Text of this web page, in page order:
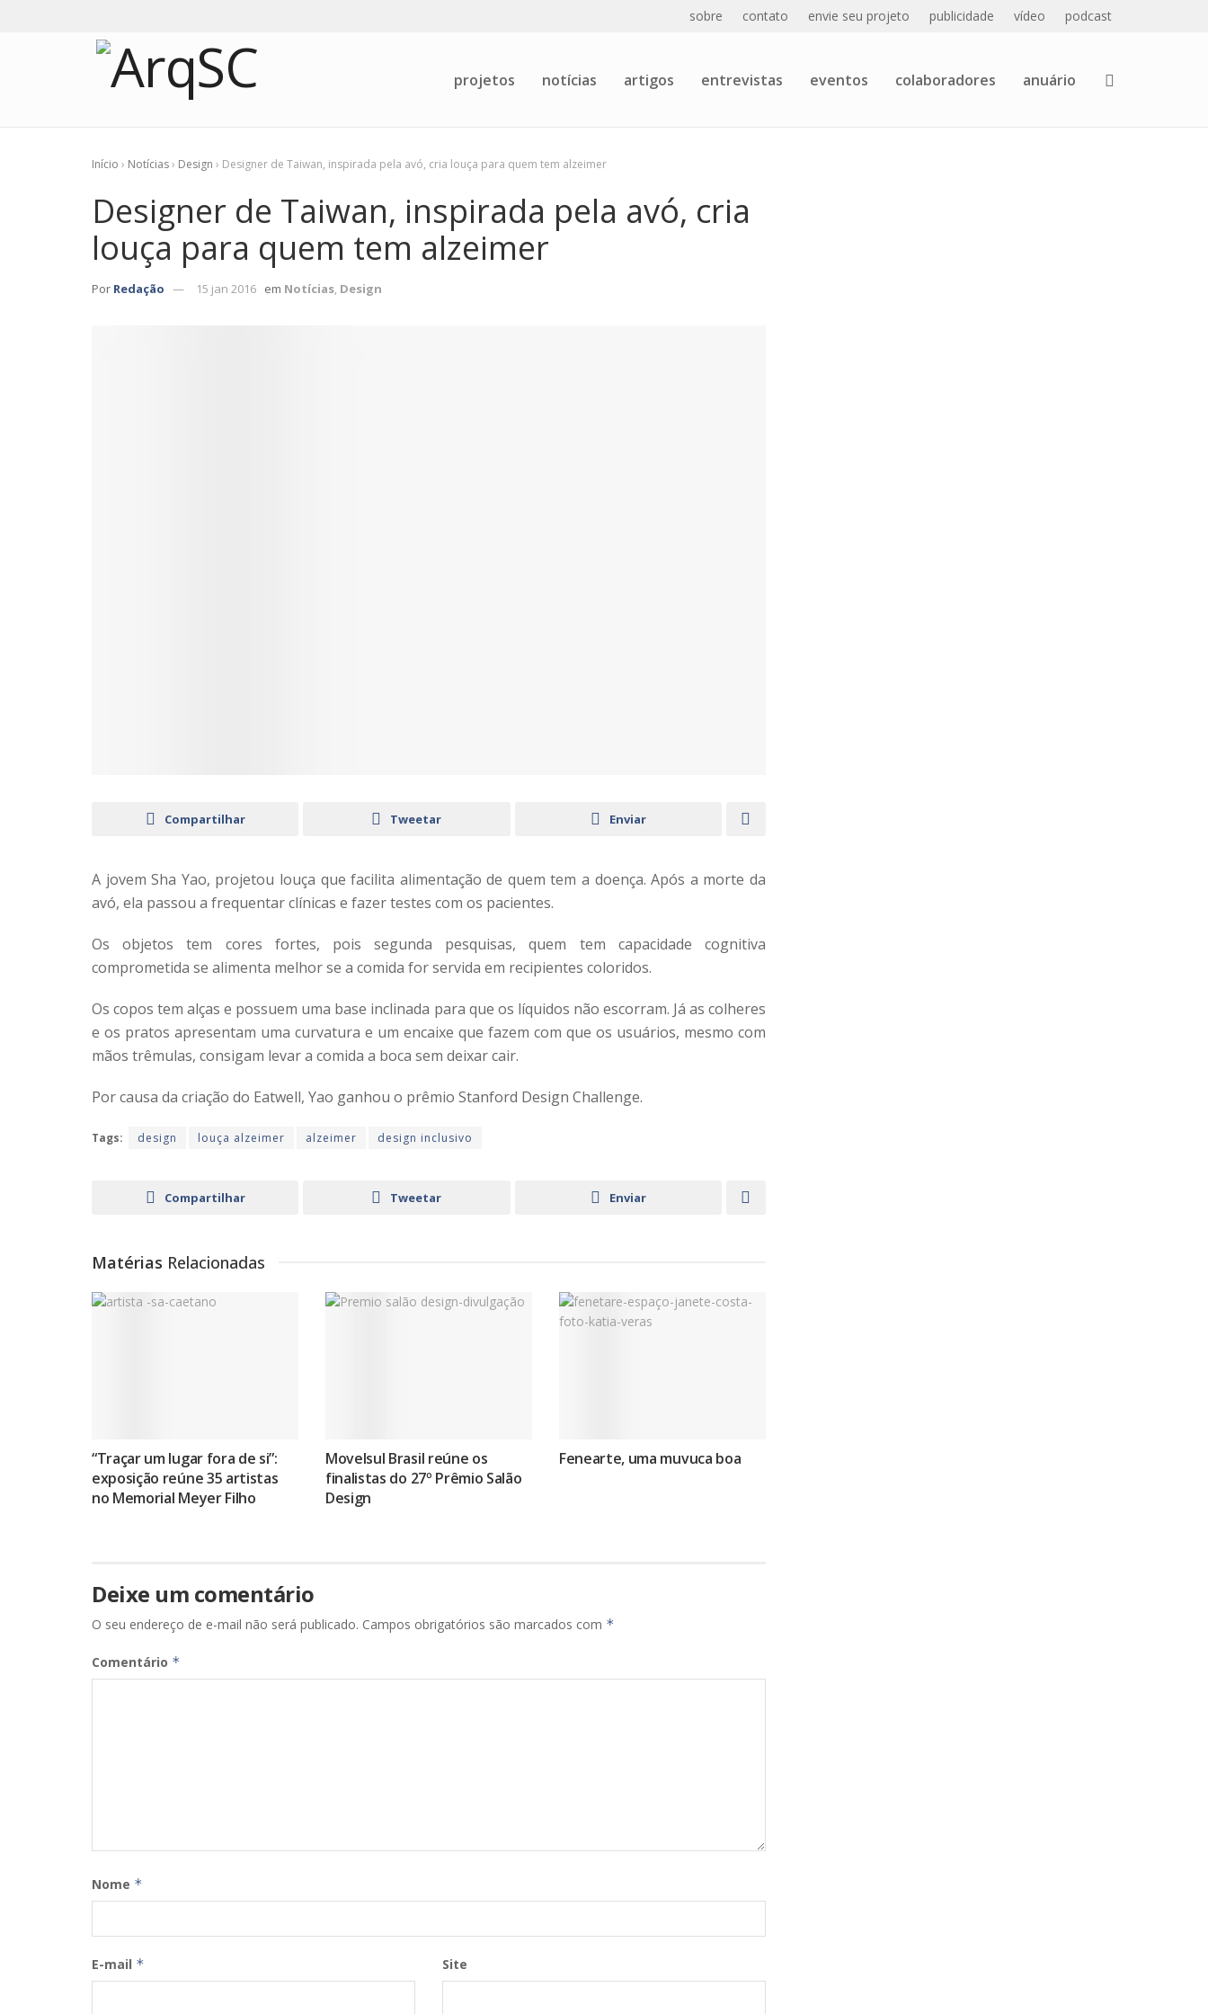
sobre contato envie seu projeto publicidade vídeo podcast
projetos notícias artigos entrevistas eventos colaboradores anuário
Início › Notícias› Design › Designer de Taiwan, inspirada pela avó, cria louça para quem tem alzeimer
Designer de Taiwan, inspirada pela avó, cria
louça para quem tem alzeimer
Por Redação 15 jan 2016 em Notícias, Design
Compartilhar Tweetar Enviar
A jovem Sha Yao, projetou louça que facilita alimentação de quem tem a doença. Após a morte da
avó, ela passou a frequentar clínicas e fazer testes com os pacientes.
Os objetos tem cores fortes, pois segunda pesquisas, quem tem capacidade cognitiva
comprometida se alimenta melhor se a comida for servida em recipientes coloridos.
Os copos tem alças e possuem uma base inclinada para que os líquidos não escorram. Já as colheres
e os pratos apresentam uma curvatura e um encaixe que fazem com que os usuários, mesmo com
mãos trêmulas, consigam levar a comida a boca sem deixar cair.
Por causa da criação do Eatwell, Yao ganhou o prêmio Stanford Design Challenge.
Tags: design louça alzeimer alzeimer design inclusivo
Compartilhar Tweetar Enviar
Matérias Relacionadas
“Traçar um lugar fora de si”:
exposição reúne 35 artistas
no Memorial Meyer Filho
Movelsul Brasil reúne os
finalistas do 27º Prêmio Salão
Design
Fenearte, uma muvuca boa
Deixe um comentário
O seu endereço de e-mail não será publicado. Campos obrigatórios são marcados com *
Comentário *
Nome *
E-mail * Site